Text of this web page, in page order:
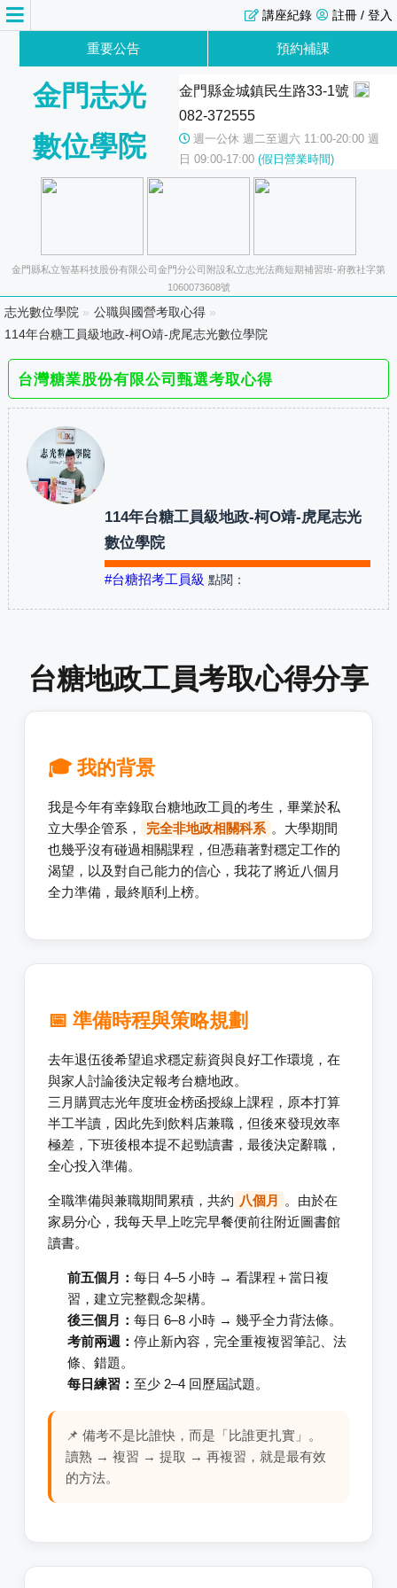
註冊 / 登入
講座紀錄
重要公告 預約補課
金門志光
數位學院
金門縣金城鎮民生路33-1號
082-372555
週一公休 週二至週六 11:00-20:00 週
日 09:00-17:00 (假日營業時間)
金門縣私立智基科技股份有限公司金門分公司附設私立志光法商短期補習班-府教社字第
1060073608號
志光數位學院 » 公職與國營考取心得 »
114年台糖工員級地政-柯O靖-虎尾志光數位學院
台灣糖業股份有限公司甄選考取心得
114年台糖工員級地政-柯O靖-虎尾志光
數位學院
#台糖招考工員級 點閱：
台糖地政工員考取心得分享
🎓 我的背景
我是今年有幸錄取台糖地政工員的考生，畢業於私
立大學企管系，
完全非地政相關科系 。大學期間
也幾乎沒有碰過相關課程，但憑藉著對穩定工作的
渴望，以及對自己能力的信心，我花了將近八個月
全力準備，最終順利上榜。
📅 準備時程與策略規劃
去年退伍後希望追求穩定薪資與良好工作環境，在
與家人討論後決定報考台糖地政。
三月購買志光年度班金榜函授線上課程，原本打算
半工半讀，因此先到飲料店兼職，但後來發現效率
極差，下班後根本提不起勁讀書，最後決定辭職，
全心投入準備。
全職準備與兼職期間累積，共約 八個月
。由於在
家易分心，我每天早上吃完早餐便前往附近圖書館
讀書。
前五個月： 每日 4–5 小時 → 看課程＋當日複
習，建立完整觀念架構。
後三個月： 每日 6–8 小時 → 幾乎全力背法條。
考前兩週： 停止新內容，完全重複複習筆記、法
條、錯題。
每日練習： 至少 2–4 回歷屆試題。
📌 備考不是比誰快，而是「比誰更扎實」。
讀熟 → 複習 → 提取 → 再複習，就是最有效
的方法。